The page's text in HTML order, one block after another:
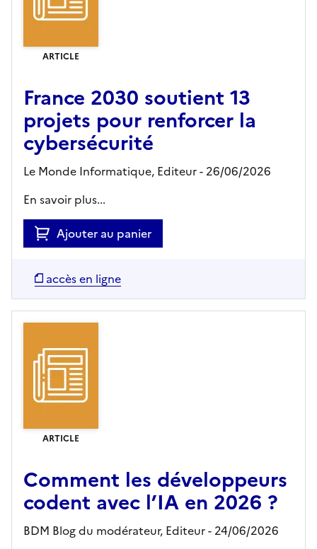
ARTICLE
France 2030 soutient 13
projets pour renforcer la
cybersécurité
Le Monde Informatique, Editeur- 26/06/2026
En savoir plus...
Ajouter au panier
accès en ligne
ARTICLE
Comment les développeurs
codent avec l’IA en 2026 ?
BDM Blog du modérateur, Editeur- 24/06/2026